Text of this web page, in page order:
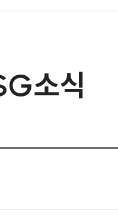
소식